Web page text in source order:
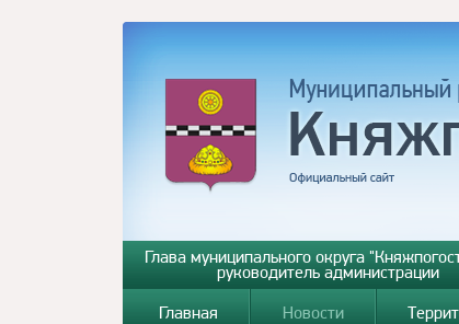
Глава муниципального округа
руководитель администрации
Главная Новости